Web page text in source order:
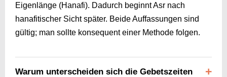
Eigenlänge (Hanafi). Dadurch beginnt Asr nach
hanafitischer Sicht später. Beide Auffassungen sind
gültig; man sollte konsequent einer Methode folgen.
Warum unterscheiden sich die Gebetszeiten